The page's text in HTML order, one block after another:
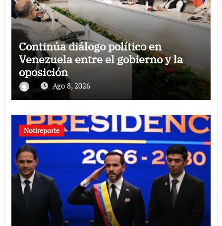
Continúa diálogo político en
Venezuela entre el gobierno y la
oposición
Ago 8, 2026
Notireporte